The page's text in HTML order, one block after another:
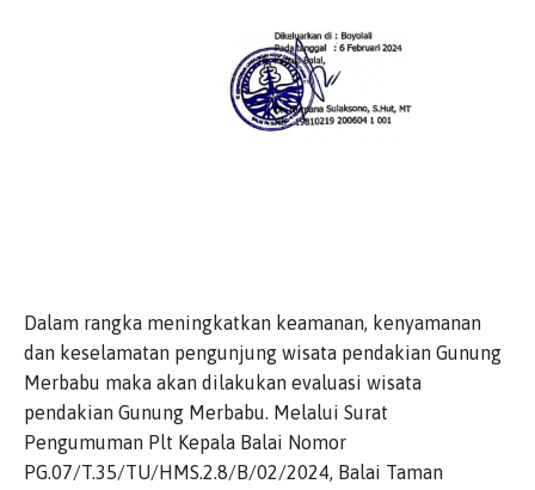
Dalam rangka meningkatkan keamanan, kenyamanan
dan keselamatan pengunjung wisata pendakian Gunung
Merbabu maka akan dilakukan evaluasi wisata
pendakian Gunung Merbabu. Melalui Surat
Pengumuman Plt Kepala Balai Nomor
PG.07/T.35/TU/HMS.2.8/B/02/2024, Balai Taman